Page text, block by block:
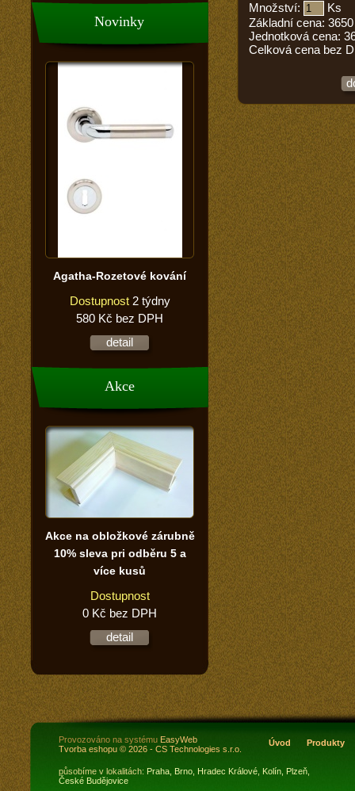
Novinky
Agatha-Rozetové kování
Dostupnost 2 týdny
580 Kč bez DPH
detail
Akce
Akce na obložkové zárubně
10% sleva pri odběru 5 a
více kusů
Dostupnost
0 Kč bez DPH
detail
Množství:
Ks
Základní cena: 3650
Jednotková cena:
Celková cena bez
Úvod Produkty
Provozováno na systému EasyWeb
Tvorba eshopu © 2026 - CS Technologies s.r.o.
působíme v lokalitách: Praha, Brno, Hradec Králové, Kolín, Plzeň,
České Budějovice